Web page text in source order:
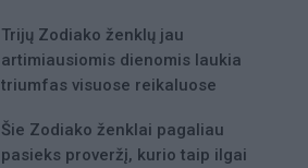
Trijų Zodiako ženklų jau
artimiausiomis dienomis laukia
triumfas visuose reikaluose
Šie Zodiako ženklai pagaliau
pasieks proveržį, kurio taip ilgai